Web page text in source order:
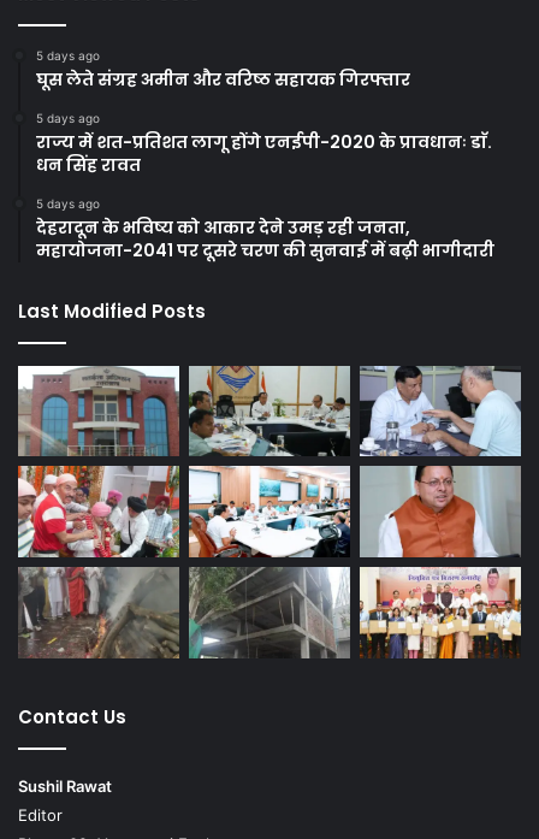
5 days ago
घूस लेते संग्रह अमीन और वरिष्ठ सहायक गिरफ्तार
5 days ago
राज्य में शत-प्रतिशत लागू होंगे एनईपी-2020 के प्रावधानः डाॅ.
धन सिंह रावत
5 days ago
देहरादून के भविष्य को आकार देने उमड़ रही जनता,
महायोजना-2041 पर दूसरे चरण की सुनवाई में बढ़ी भागीदारी
Last Modified Posts
Contact Us
Sushil Rawat
Editor